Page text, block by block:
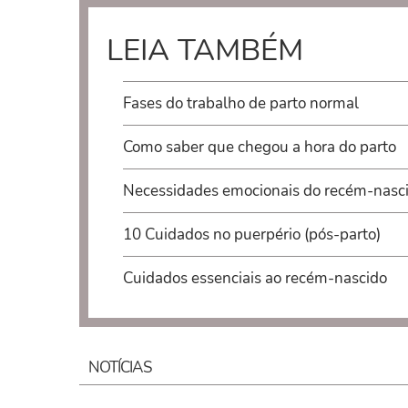
LEIA TAMBÉM
Fases do trabalho de parto normal
Como saber que chegou a hora do parto
Necessidades emocionais do recém-
10 Cuidados no puerpério (pós-parto)
Cuidados essenciais ao recém-nascido
NOTÍCIAS